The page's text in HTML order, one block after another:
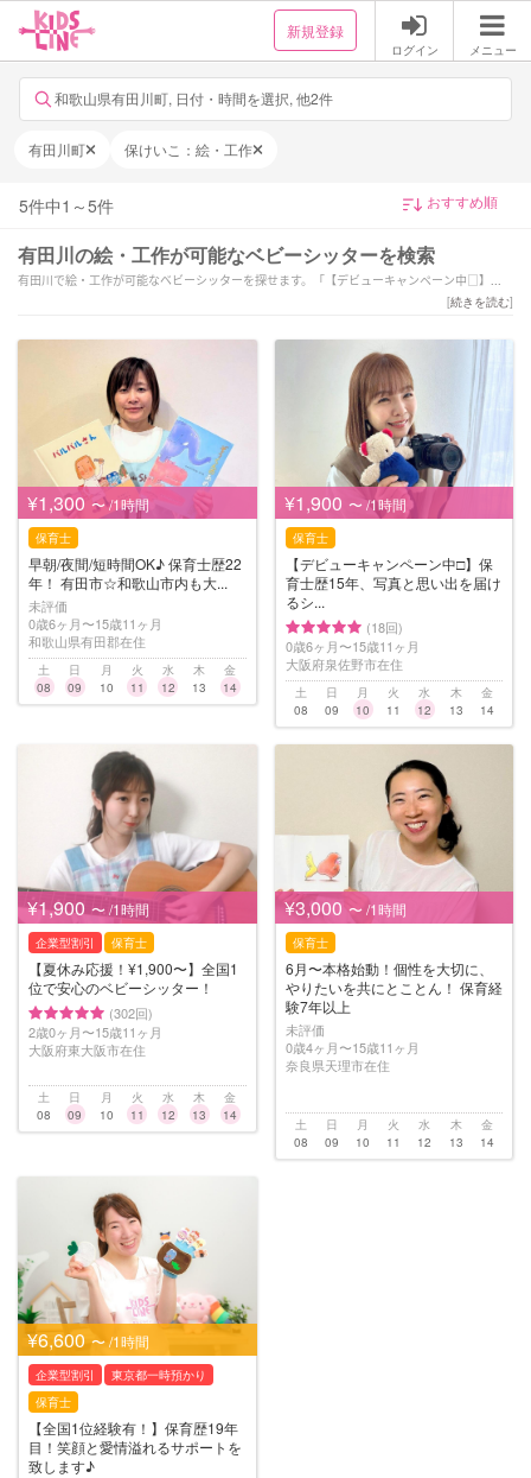
新規登録
ログイン メニュー
和歌山県有田川町, 日付・時間を選択, 他2件
有田川町 保けいこ：絵・工作
5件中1 ～5件
有田川の絵・工作が可能なベビーシッターを検索
有田川で絵・工作が可能なベビーシッターを探せます。「【デビューキャンペーン中□】保
有田市☆和歌山市内も大歓迎！！」「6月〜本格始動！個性を大切に、やりたいを共にとこと
保育経験7年以上」などの強みを持つシッターが対応いたします。有田川で様々なスキルを持
ったサポーターの中から、ご予算や依頼内容に合わせて選んでいただけます。
[続きを読む]
¥1,300 〜 /1時間
保育士
早朝/夜間/短時間OK♪ 保育士歴22
年！ 有田市☆和歌山市内も大...
未評価
0歳6ヶ月〜15歳11ヶ月
和歌山県有田郡在住
土
08
日
09
月
10
火
11
水
12
木
13
金
14
¥1,900 〜 /1時間
保育士
【デビューキャンペーン中□】保
育士歴15年、写真と思い出を届け
るシ...
(18回)
0歳6ヶ月〜15歳11ヶ月
大阪府泉佐野市在住
土
08
日
09
月
10
火
11
水
12
木
13
金
14
¥1,900 〜 /1時間
企業型割引 保育士
【夏休み応援！¥1,900〜】全国1
位で安心のベビーシッター！
(302回)
2歳0ヶ月〜15歳11ヶ月
大阪府東大阪市在住
土
08
日
09
月
10
火
11
水
12
木
13
金
14
¥3,000 〜 /1時間
保育士
6月〜本格始動！個性を大切に、
やりたいを共にとことん！ 保育経
験7年以上
未評価
0歳4ヶ月〜15歳11ヶ月
奈良県天理市在住
土
08
日
09
月
10
火
11
水
12
木
13
金
14
¥6,600 〜 /1時間
企業型割引
東京都一時預かり
保育士
【全国1位経験有！】保育歴19年
目！笑顔と愛情溢れるサポートを
致します♪